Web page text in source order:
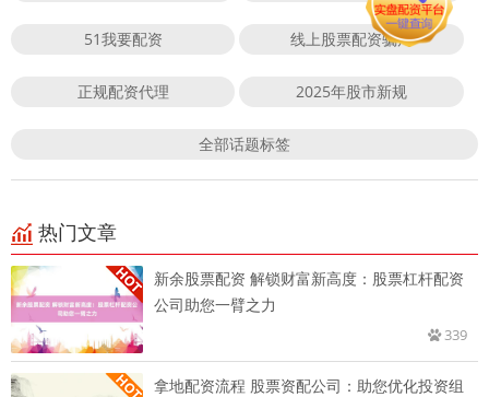
51我要配资 线上股票配资骗局
正规配资代理 2025年股市新规
全部话题标签
热门文章
新余股票配资 解锁财富新高度：股票杠杆配资
公司助您一臂之力
339
拿地配资流程 股票资配公司：助您优化投资组